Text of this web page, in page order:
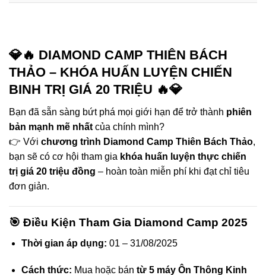
💎🔥 DIAMOND CAMP THIÊN BÁCH
THẢO – KHÓA HUẤN LUYỆN CHIẾN
BINH TRỊ GIÁ 20 TRIỆU 🔥💎
Bạn đã sẵn sàng bứt phá mọi giới hạn để trở thành phiên
bản mạnh mẽ nhất của chính mình?
👉 Với chương trình Diamond Camp Thiên Bách Thảo,
bạn sẽ có cơ hội tham gia khóa huấn luyện thực chiến
trị giá 20 triệu đồng – hoàn toàn miễn phí khi đạt chỉ tiêu
đơn giản.
🎯 Điều Kiện Tham Gia Diamond Camp 2025
Thời gian áp dụng: 01 – 31/08/2025
Cách thức: Mua hoặc bán từ 5 máy Ôn Thông Kinh